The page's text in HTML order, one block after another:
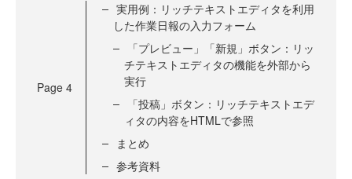
Page 4
実用例：リッチテキストエディタを利用
した作業日報の入力フォーム
「プレビュー」「新規」ボタン：リッ
チテキストエディタの機能を外部から
実行
「投稿」ボタン：リッチテキストエデ
ィタの内容をHTMLで参照
まとめ
参考資料